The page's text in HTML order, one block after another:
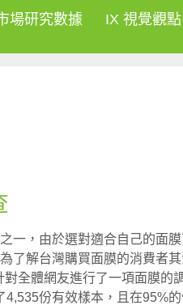
場研究數據 IX 視覺觀點
一，由於選對適合自己的面
了解台灣購買面膜的消費者其
全體網友進行了一項面膜的
份有效樣本，且在95%